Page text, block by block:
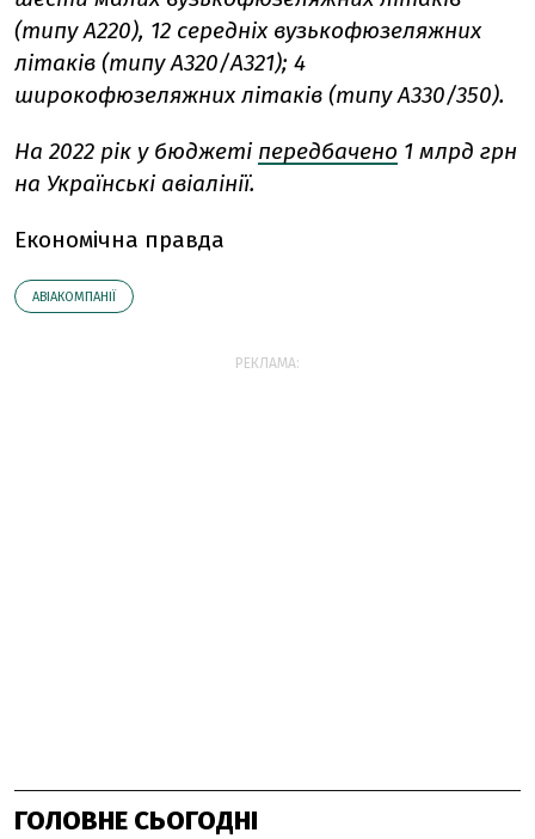
(типу А220), 12 середніх вузькофюзеляжних
літаків (типу А320/А321); 4
широкофюзеляжних літаків (типу А330/350).
На 2022 рік у бюджеті передбачено 1 млрд грн
на Українські авіалінії.
Економічна правда
АВІАКОМПАНІЇ
РЕКЛАМА:
ГОЛОВНЕ СЬОГОДНІ